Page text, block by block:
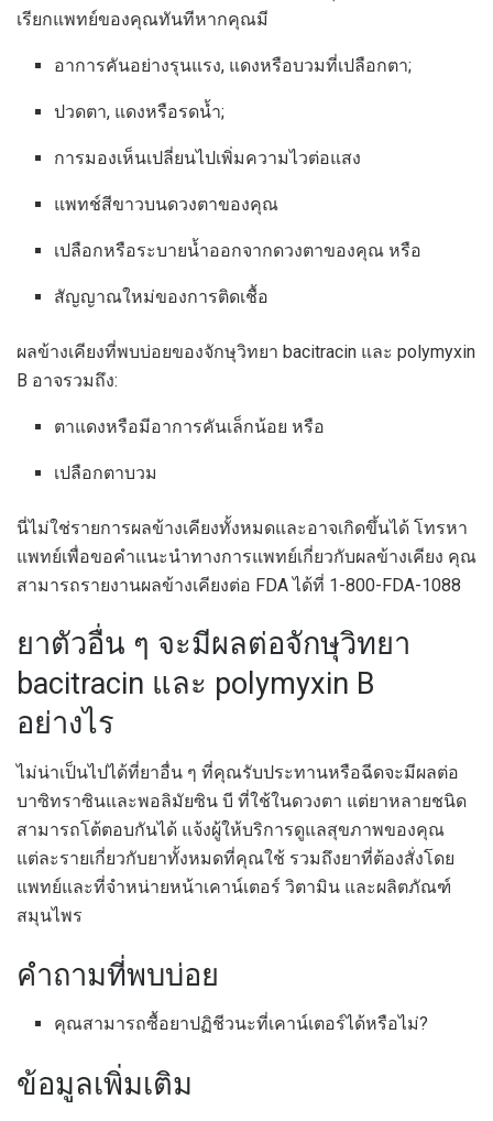
เรียกแพทย์ของคุณทันทีหากคุณมี
อาการคันอย่างรุนแรง, แดงหรือบวมที่เปลือกตา;
ปวดตา, แดงหรือรดน้ำ;
การมองเห็นเปลี่ยนไปเพิ่มความไวต่อแสง
แพทช์สีขาวบนดวงตาของคุณ
เปลือกหรือระบายน้ำออกจากดวงตาของคุณ หรือ
สัญญาณใหม่ของการติดเชื้อ
ผลข้างเคียงที่พบบ่อยของจักษุวิทยา bacitracin และ polymyxin
B อาจรวมถึง:
ตาแดงหรือมีอาการคันเล็กน้อย หรือ
เปลือกตาบวม
นี่ไม่ใช่รายการผลข้างเคียงทั้งหมดและอาจเกิดขึ้นได้ โทรหา
แพทย์เพื่อขอคำแนะนำทางการแพทย์เกี่ยวกับผลข้างเคียง คุณ
สามารถรายงานผลข้างเคียงต่อ FDA ได้ที่ 1-800-FDA-1088
ยาตัวอื่น ๆ จะมีผลต่อจักษุวิทยา
bacitracin และ polymyxin B
อย่างไร
ไม่น่าเป็นไปได้ที่ยาอื่น ๆ ที่คุณรับประทานหรือฉีดจะมีผลต่อ
บาซิทราซินและพอลิมัยซิน บี ที่ใช้ในดวงตา แต่ยาหลายชนิด
สามารถโต้ตอบกันได้ แจ้งผู้ให้บริการดูแลสุขภาพของคุณ
แต่ละรายเกี่ยวกับยาทั้งหมดที่คุณใช้ รวมถึงยาที่ต้องสั่งโดย
แพทย์และที่จำหน่ายหน้าเคาน์เตอร์ วิตามิน และผลิตภัณฑ์
สมุนไพร
คำถามที่พบบ่อย
คุณสามารถซื้อยาปฏิชีวนะที่เคาน์เตอร์ได้หรือไม่?
ข้อมูลเพิ่มเติม